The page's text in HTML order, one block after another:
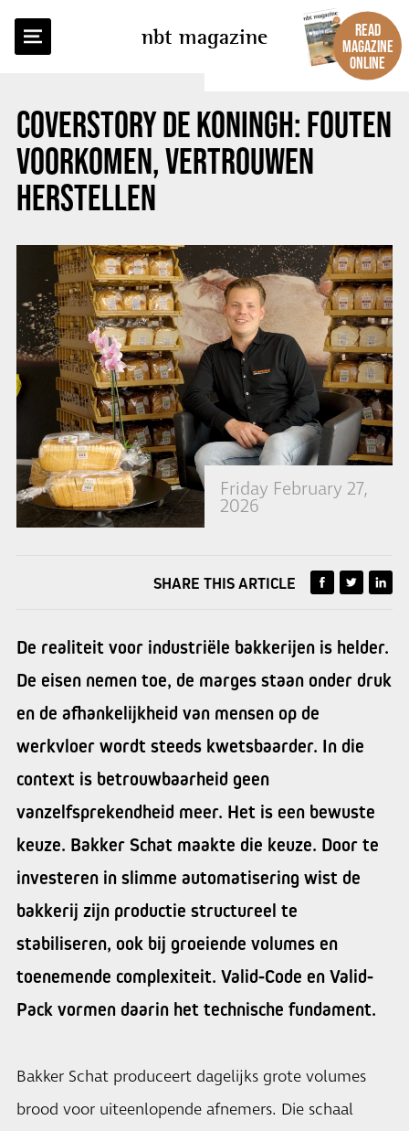
nbt magazine
READ
MAGAZINE
ONLINE
COVERSTORY DE KONINGH: FOUTEN
VOORKOMEN, VERTROUWEN
HERSTELLEN
Friday February 27,
2026
BACK TO OVERVIEW
SHARE THIS ARTICLE
De realiteit voor industriële bakkerijen is helder.
De eisen nemen toe, de marges staan onder druk
en de afhankelijkheid van mensen op de
werkvloer wordt steeds kwetsbaarder. In die
context is betrouwbaarheid geen
vanzelfsprekendheid meer. Het is een bewuste
keuze. Bakker Schat maakte die keuze. Door te
investeren in slimme automatisering wist de
bakkerij zijn productie structureel te
stabiliseren, ook bij groeiende volumes en
toenemende complexiteit. Valid-Code en Valid-
Pack vormen daarin het technische fundament.
Bakker Schat produceert dagelijks grote volumes
brood voor uiteenlopende afnemers. Die schaal